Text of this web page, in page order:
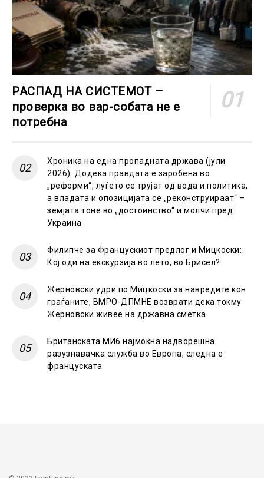
РАСПАД НА СИСТЕМОТ –
проверка во вар-собата не е
потребна
Хроника на една пропадната држава (јули
2026): Додека правдата е заробена во
„реформи“, луѓето се трујат од вода и политика,
а владата и опозицијата се „реконструираат“ –
земјата тоне во „достоинство“ и молчи пред
Украина
Филипче за Францускиот предлог и Мицкоски:
Кој оди на екскурзија во лето, во Брисел?
Жерновски удри по Мицкоски за навредите кон
граѓаните, ВМРО-ДПМНЕ возврати дека токму
Жерновски живее на државна сметка
Британската МИ6 најмоќна надворешна
разузнавачка служба во Европа, следна е
француската